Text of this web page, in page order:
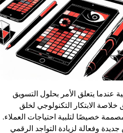
عندما يتعلق الأمر بحلول التسويق
الابتكار التكنولوجي لخلق
خصيصًا لتلبية احتياجات العملاء.
وفعالة لزيادة التواجد الرقمي